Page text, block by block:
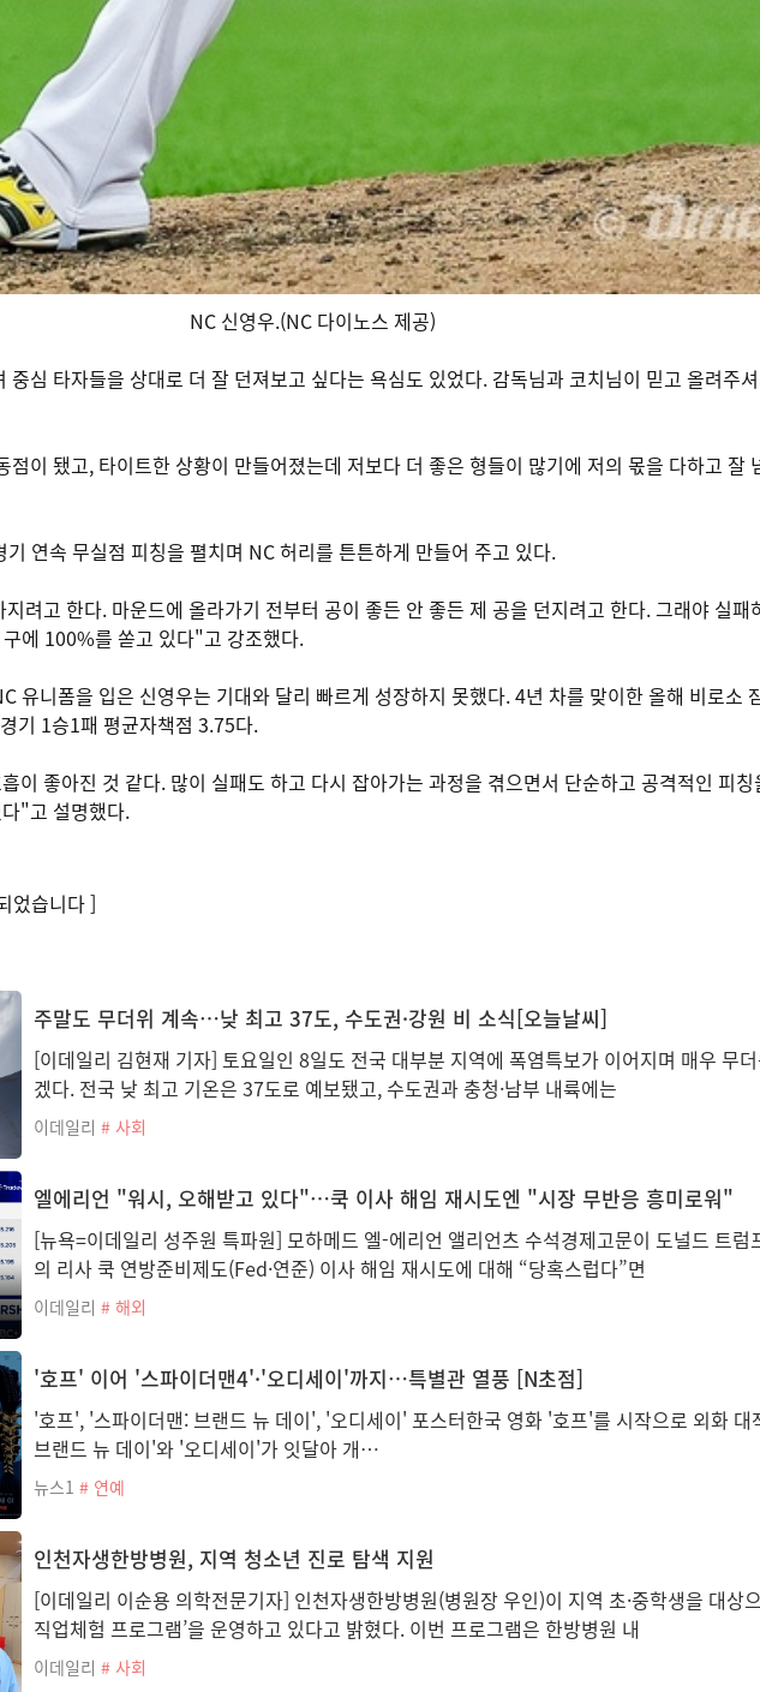
NC 신영우.(NC 다이노스 제공)
심 타자들을 상대로 더 잘 던져보고 싶다는 욕심도 있었다. 감독님과 코치님이 믿고 올려주
이 됐고, 타이트한 상황이 만들어졌는데 저보다 더 좋은 형들이 많기에 저의 몫을 다하고 잘
연속 무실점 피칭을 펼치며 NC 허리를 튼튼하게 만들어 주고 있다.
려고 한다. 마운드에 올라가기 전부터 공이 좋든 안 좋든 제 공을 던지려고 한다. 그래야 실패
에 100%를 쏟고 있다"고 강조했다.
유니폼을 입은 신영우는 기대와 달리 빠르게 성장하지 못했다. 4년 차를 맞이한 올해 비로소
기 1승1패 평균자책점 3.75다.
이 좋아진 것 같다. 많이 실패도 하고 다시 잡아가는 과정을 겪으면서 단순하고 공격적인 피
"고 설명했다.
었습니다 ]
주말도 무더위 계속…낮 최고 37도, 수도권·강원 비 소식[오늘날씨]
[이데일리 김현재 기자] 토요일인 8일도 전국 대부분 지역에 폭염특보가 이어지며 매우 무
겠다. 전국 낮 최고 기온은 37도로 예보됐고, 수도권과 충청·남부 내륙에는
이데일리 # 사회
엘에리언 "워시, 오해받고 있다"…쿡 이사 해임 재시도엔 "시장 무반응 흥미로워"
[뉴욕=이데일리 성주원 특파원] 모하메드 엘-에리언 앨리언츠 수석경제고문이 도널드 트럼
의 리사 쿡 연방준비제도(Fed·연준) 이사 해임 재시도에 대해 “당혹스럽다”면
이데일리 # 해외
'호프' 이어 '스파이더맨4'·'오디세이'까지…특별관 열풍 [N초점]
'호프', '스파이더맨: 브랜드 뉴 데이', '오디세이' 포스터한국 영화 '호프'를 시작으로 외화 대
브랜드 뉴 데이'와 '오디세이'가 잇달아 개…
뉴스1 # 연예
인천자생한방병원, 지역 청소년 진로 탐색 지원
[이데일리 이순용 의학전문기자] 인천자생한방병원(병원장 우인)이 지역 초·중학생을 대상
직업체험 프로그램’을 운영하고 있다고 밝혔다. 이번 프로그램은 한방병원 내
이데일리 # 사회